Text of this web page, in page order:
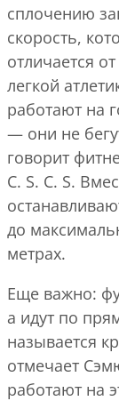
сплочению
скорость,
отличается
легкой
работают на
— они не
говорит
C. S. C. S.
до
метрах.
Еще важно:
а идут по
называется
отмечает
работают на